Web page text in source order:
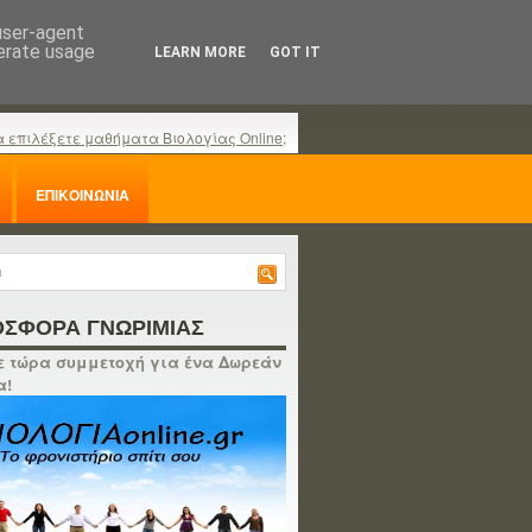
επιλέξετε μαθήματα Βιολογίας Online;
ΕΠΙΚΟΙΝΩΝΙΑ
ΓΝΩΡΙΜΙΑΣ
τώρα συμμετοχή για ένα Δωρεάν
agent
usage
LEARN MORE GOT IT